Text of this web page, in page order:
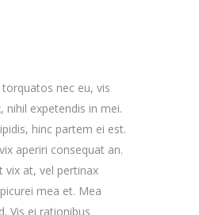
nec eu, vis
nihil expetendis in mei.
hinc partem ei est.
aperiri consequat an.
vix at, vel pertinax
mea et. Mea
Vis ei rationibus